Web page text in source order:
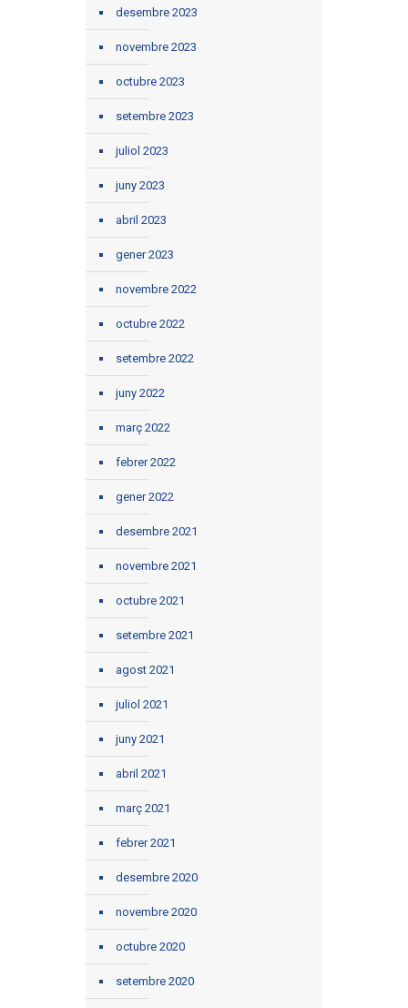
desembre 2023
novembre 2023
octubre 2023
setembre 2023
juliol 2023
juny 2023
abril 2023
gener 2023
novembre 2022
octubre 2022
setembre 2022
juny 2022
març 2022
febrer 2022
gener 2022
desembre 2021
novembre 2021
octubre 2021
setembre 2021
agost 2021
juliol 2021
juny 2021
abril 2021
març 2021
febrer 2021
desembre 2020
novembre 2020
octubre 2020
setembre 2020